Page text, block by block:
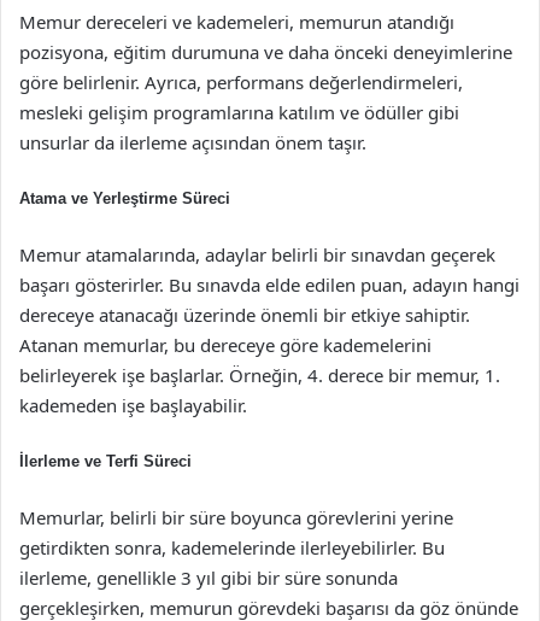
Memur dereceleri ve kademeleri, memurun atandığı
pozisyona, eğitim durumuna ve daha önceki deneyimlerine
göre belirlenir. Ayrıca, performans değerlendirmeleri,
mesleki gelişim programlarına katılım ve ödüller gibi
unsurlar da ilerleme açısından önem taşır.
Atama ve Yerleştirme Süreci
Memur atamalarında, adaylar belirli bir sınavdan geçerek
başarı gösterirler. Bu sınavda elde edilen puan, adayın hangi
dereceye atanacağı üzerinde önemli bir etkiye sahiptir.
Atanan memurlar, bu dereceye göre kademelerini
belirleyerek işe başlarlar. Örneğin, 4. derece bir memur, 1.
kademeden işe başlayabilir.
İlerleme ve Terfi Süreci
Memurlar, belirli bir süre boyunca görevlerini yerine
getirdikten sonra, kademelerinde ilerleyebilirler. Bu
ilerleme, genellikle 3 yıl gibi bir süre sonunda
gerçekleşirken, memurun görevdeki başarısı da göz önünde